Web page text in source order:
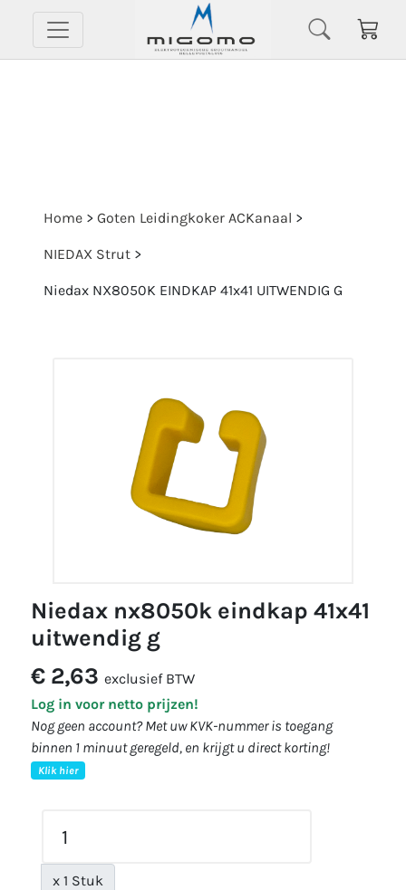
Home > Goten Leidingkoker ACKanaal >
NIEDAX Strut >
Niedax NX8050K EINDKAP 41x41 UITWENDIG G
niedax nx8050k eindkap 41x41
uitwendig g
€ 2,63 exclusief BTW
Log in voor netto prijzen!
Nog geen account? Met uw KVK-nummer is toegang
binnen 1 minuut geregeld, en krijgt u direct korting!
Klik hier
x 1 Stuk